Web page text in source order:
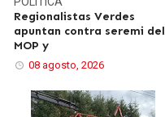
Regionalistas Verdes
apuntan contra seremi del
MOP y
08 agosto, 2026